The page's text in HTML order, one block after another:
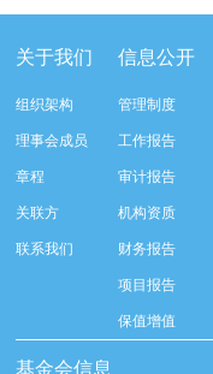
先生依次为新一任理事长
新起点上，基金会将始终
心，继续沿着余彭年先生
步前行：一方面将持续巩
公益项目优势，把帮扶资
索适配新时代公益环境的
动更多社会爱心力量，搭
阔的角落，用实际行动践
会、用之于社会"的公益承
余彭年慈善基金会将在新
带领下，以更饱满的热忱
家中。简朴的乡村民居陈
往日家中大大小小的农活
老伴一人肩上。此前季爷
彻底失明，卧床的日子里
暗，行动受限再加上双目
人常常对往后的生活满心
去年项目开展的右眼手术
眼重获视力，平日里能够
幕，简单的日常起居也可
少。聊天的时候季爷爷语
幸：“本来走路就不利索，
看不见，真的不敢设想往
光明行动”在内蒙的点点
覆盖，加强术后随访与科
仪式后余彭年慈善基金会
了项目实施的一线情况，
流程就诊环节。 探访结束
开始对参与项目的患者进
项目的患者进行了随机的
松山区三道井子村的王奶
检查治疗。村里的赵书记
曾经被白内障困扰的老人
发生了怎样的变化。“现
来到涟源市渡头塘乡洪家
爷爷正在自家菜地里忙碌
见，另一只眼睛的视力也
前，他看不清鱼塘的水位
术后，眼睛亮堂多了！”老
现在，他能清楚地看到鱼
杂草。尽管手部有残疾，
关于我们
组织架构
理事会成员
章程
关联方
联系我们
信息公开
管理制度
工作报告
审计报告
机构资质
财务报告
项目报告
保值增值
基金会信息